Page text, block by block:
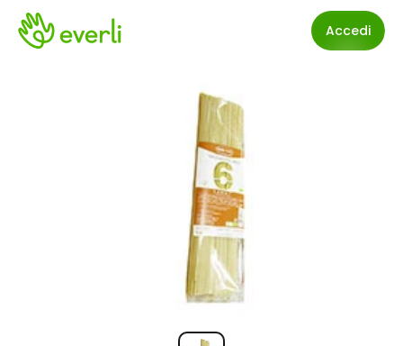
Accedi